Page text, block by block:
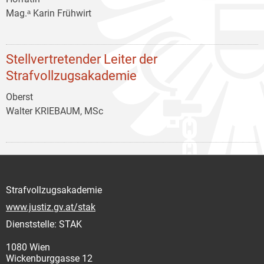
Mag.ᵃ Karin Frühwirt
Stellvertretender Leiter der
Strafvollzugsakademie
Oberst
Walter KRIEBAUM, MSc
Strafvollzugsakademie
www.justiz.gv.at/stak
Dienststelle: STAK
1080 Wien
Wickenburggasse 12